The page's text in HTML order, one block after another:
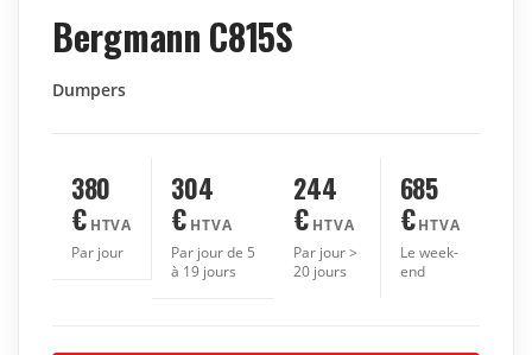
Bergmann C815S
Dumpers
380
€ HTVA
Par jour
304
€ HTVA
Par jour de 5
à 19 jours
244
€ HTVA
Par jour >
20 jours
685
€ HTVA
Le week-
end